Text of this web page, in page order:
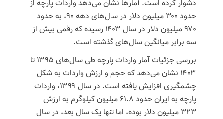
دشوار کرده است. آمارها نشان می‌دهد واردات پارچه از
حدود ۳۰۰ میلیون دلار در سال‌های دهه ۹۰، به حدود
۹۷۰ میلیون دلار در سال ۱۴۰۳ رسیده که رقمی بیش از
سه برابر میانگین سال‌های گذشته است.
بررسی جزئیات آمار واردات پارچه طی سال‌های ۱۳۹۵ تا
۱۴۰۳ نشان می‌دهد که حجم و ارزش واردات به شکل
چشمگیری افزایش یافته است. در سال ۱۳۹۹، واردات
پارچه به ایران حدود ۶۱.۸ میلیون کیلوگرم به ارزش
۳۲۳ میلیون دلار بوده، اما تنها یک سال بعد، در سال